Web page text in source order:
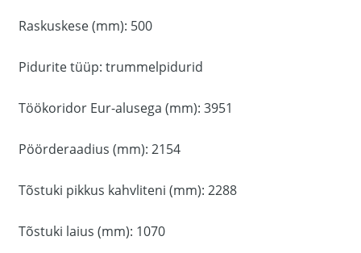
Raskuskese (mm): 500
Pidurite tüüp: trummelpidurid
Töökoridor Eur-alusega (mm): 3951
Pöörderaadius (mm): 2154
Tõstuki pikkus kahvliteni (mm): 2288
Tõstuki laius (mm): 1070